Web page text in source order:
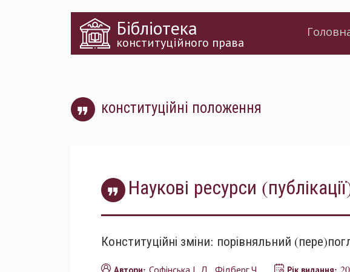
Бібліотека
конституційного права
конституційні положення
Наукові ресурси
Конституційні зміни: порівняльний
Софінська І. Д. Фідберг Ч.